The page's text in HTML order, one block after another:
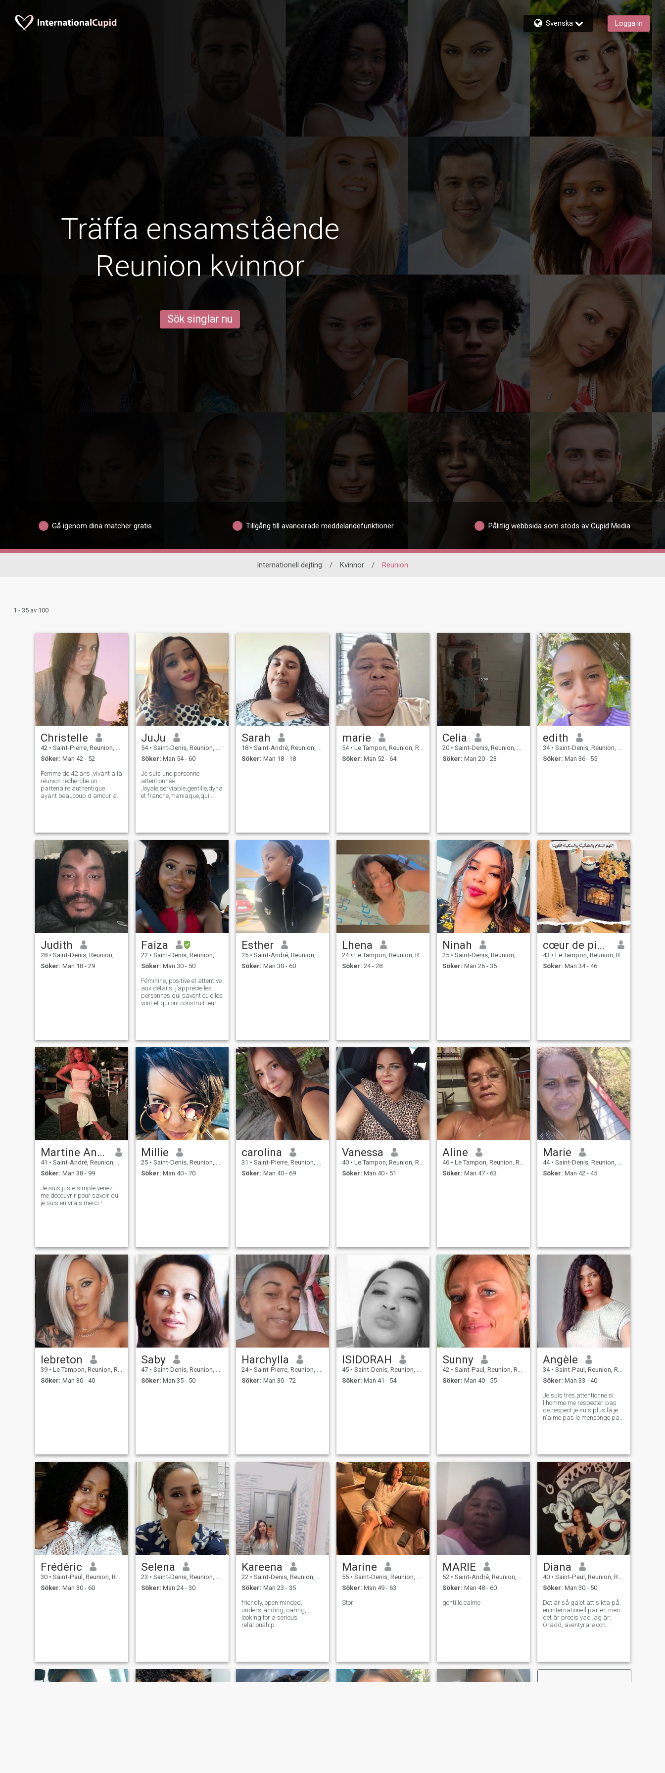
Svenska Logga in
Träffa ensamstående
Reunion kvinnor
Sök singlar nu
Gå igenom dina matcher gratis Tillgång till avancerade meddelandefunktioner Pålitlig webbsida som stöds av Cupid Media
Internationell dejting / Kvinnor / Reunion
1 - 35 av 100
Christelle
42 • Saint-Pierre, Reunion, Reunion
Söker: Man 42 - 52
Femme de 42 ans ,vivant a la
réunion recherche un
partenaire authentique
ayant beaucoup d amour a
comme je ne vois pas les like
n hésites pas à m
JuJu
54 • Saint-Denis, Reunion, Reunion
Söker: Man 54 - 60
Je suis une personne
attentionnée
,loyale,serviable,gentille,dynamique
et franche,maniaque,qui
recherche une personne pour
partager ces moments là
Sarah
18 • Saint-André, Reunion, Reunion
Söker: Man 18 - 18
marie
54 • Le Tampon, Reunion, Reunion
Söker: Man 52 - 64
Celia
20 • Saint-Denis, Reunion, Reunion
Söker: Man 20 - 23
edith
34 • Saint-Denis, Reunion, Reunion
Söker: Man 36 - 55
Judith
28 • Saint-Denis, Reunion, Reunion
Söker: Man 18 - 29
Faiza
22 • Saint-Denis, Reunion, Reunion
Söker: Man 30 - 50
Féminine, positive et attentive
aux détails, j’apprécie les
personnes qui savent où elles
vont et qui ont construit leur
qui donnent envie de se
Esther
25 • Saint-André, Reunion, Reunion
Söker: Man 30 - 60
Lhena
24 • Le Tampon, Reunion, Reunion
Söker: 24 - 28
Ninah
25 • Saint-Denis, Reunion, Reunion
Söker: Man 26 - 35
cœur de pierre 💔
43 • Le Tampon, Reunion, Reunion
Söker: Man 34 - 46
Martine Angele
41 • Saint-André, Reunion, Reunion
Söker: Man 38 - 99
Je suis juste simple venez
me découvrir pour savoir qui
je suis en vrais merci !
Millie
25 • Saint-Denis, Reunion, Reunion
Söker: Man 40 - 70
carolina
31 • Saint-Pierre, Reunion, Reunion
Söker: Man 40 - 69
Vanessa
40 • Le Tampon, Reunion, Reunion
Söker: Man 40 - 51
Aline
46 • Le Tampon, Reunion, Reunion
Söker: Man 47 - 63
Marie
44 • Saint-Denis, Reunion, Reunion
Söker: Man 42 - 45
lebreton
39 • Le Tampon, Reunion, Reunion
Söker: Man 30 - 40
Saby
47 • Saint-Denis, Reunion, Reunion
Söker: Man 35 - 50
Harchylla
24 • Saint-Pierre, Reunion, Reunion
Söker: Man 30 - 72
ISIDORAH
45 • Saint-Denis, Reunion, Reunion
Söker: Man 41 - 54
Sunny
42 • Saint-Paul, Reunion, Reunion
Söker: Man 40 - 55
Angèle
34 • Saint-Paul, Reunion, Reunion
Söker: Man 33 - 40
Je suis très attentionné si
l'homme me respecter pas
de respect je suis plus là je
n'aime pas le mensonge pas
Frédéric
30 • Saint-Paul, Reunion, Reunion
Söker: Man 30 - 60
Selena
23 • Saint-Denis, Reunion, Reunion
Söker: Man 24 - 30
Kareena
22 • Saint-Denis, Reunion, Reunion
Söker: Man 23 - 35
friendly, open minded,
understanding, caring,
looking for a serious
relationship.
Marine
55 • Saint-Denis, Reunion, Reunion
Söker: Man 49 - 63
Stor
MARIE
52 • Saint-André, Reunion, Reunion
Söker: Man 48 - 60
gentille calme
Diana
40 • Saint-Paul, Reunion, Reunion
Söker: Man 30 - 50
Det är så galet att sikta på
en internationell parter, men
det är precis vad jag är:
Orädd, äventyrare och
längre och det är sorgligt.
Jag vill hitta den och jag vill